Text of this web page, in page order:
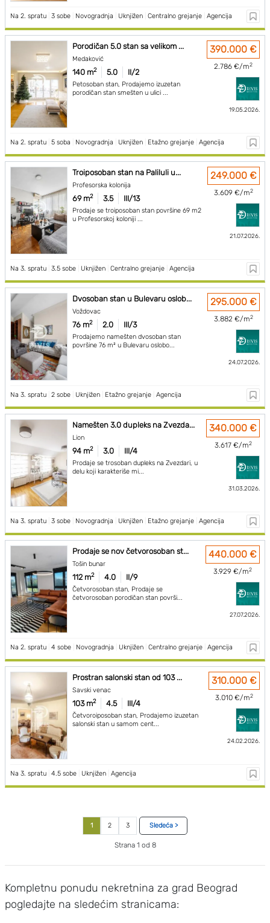
Na 2. spratu 3 sobe Novogradnja Uknjižen Centralno grejanje Agencija
Porodičan 5.0 stan sa velikom ...
Medaković
140 m2 5.0 II/2
Petosoban stan, Prodajemo izuzetan
porodičan stan smešten u ulici ...
390.000 €
2.786 €/m2
19.05.2026.
Na 2. spratu 5 soba Novogradnja Uknjižen Etažno grejanje Agencija
Troiposoban stan na Paliluli u...
Profesorska kolonija
69 m2 3.5 III/13
Prodaje se troiposoban stan površine 69 m2
u Profesorskoj koloniji ...
249.000 €
3.609 €/m2
21.07.2026.
Na 3. spratu 3.5 sobe Uknjižen Centralno grejanje Agencija
Dvosoban stan u Bulevaru oslob...
Voždovac
76 m2 2.0 III/3
Prodajemo namešten dvosoban stan
površine 76 m² u Bulevaru oslobo...
295.000 €
3.882 €/m2
24.07.2026.
Na 3. spratu 2 sobe Uknjižen Etažno grejanje Agencija
Namešten 3.0 dupleks na Zvezda...
Lion
94 m2 3.0 III/4
Prodaje se trosoban dupleks na Zvezdari, u
delu koji karakteriše mi...
340.000 €
3.617 €/m2
31.03.2026.
Na 3. spratu 3 sobe Novogradnja Uknjižen Etažno grejanje Agencija
Prodaje se nov četvorosoban st...
Tošin bunar
112 m2 4.0 II/9
Četvorosoban stan, Prodaje se
četvorosoban porodičan stan površi...
440.000 €
3.929 €/m2
27.07.2026.
Na 2. spratu 4 sobe Novogradnja Uknjižen Centralno grejanje Agencija
Prostran salonski stan od 103 ...
Savski venac
103 m2 4.5 III/4
Četvoroiposoban stan, Prodajemo izuzetan
salonski stan u samom cent...
310.000 €
3.010 €/m2
24.02.2026.
Na 3. spratu 4.5 sobe Uknjižen Agencija
1 2 3 Sledeća >
Strana 1 od 8
Kompletnu ponudu nekretnina za grad Beograd
pogledajte na sledećim stranicama: